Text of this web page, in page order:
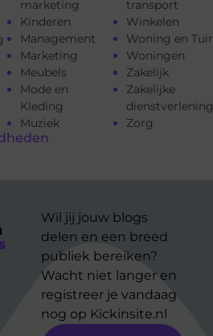
marketing
Kinderen
Management
Marketing
Meubels
Mode en
Kleding
Muziek
transport
Winkelen
Woning en
Woningen
Zakelijk
Zakelijke
Zorg
Wil jij jouw blogs
delen en een breed
publiek bereiken?
Wacht niet langer en
registreer je vandaag
nog op Kickinsite.nl